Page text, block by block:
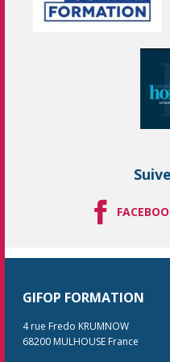
GIFOP FORMATION
4 rue Fredo KRUMNOW
68200 MULHOUSE France